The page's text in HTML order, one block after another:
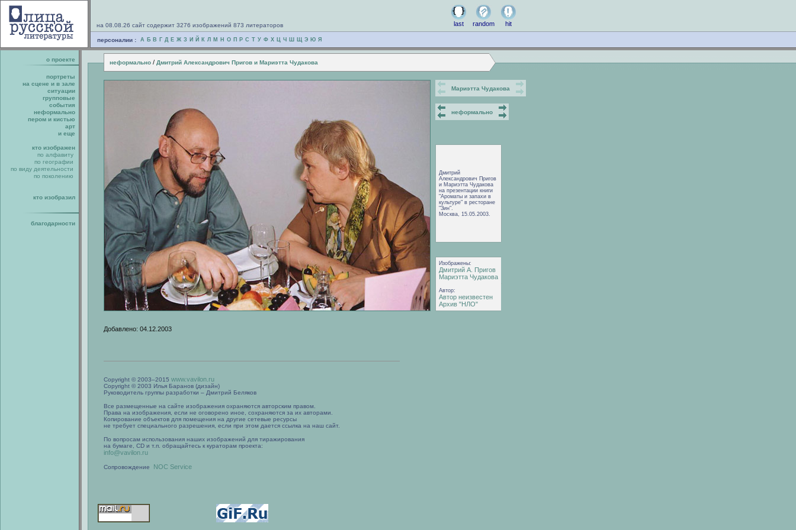
на 08.08.26 сайт содержит 3276 изображений 873 литераторов last random hit
персоналии : А Б В Г Д Е Ж З И Й К Л М Н О П Р С Т У Ф Х Ц Ч Ш Щ Э Ю Я
о проекте неформально / Дмитрий Александрович Пригов и Мариэтта Чудакова
портреты
на сцене и в зале
ситуации
групповые
события
неформально
пером и кистью
арт
и еще
кто изображен
по алфавиту
по географии
по виду деятельности
по поколению
кто изобразил
благодарности
Мариэтта Чудакова
неформально
Дмитрий
Александрович Пригов
и Мариэтта Чудакова
на презентации книги
"Ароматы и запахи в
культуре" в ресторане
"Зин".
Москва, 15.05.2003.
Изображены:
Дмитрий А. Пригов
Мариэтта Чудакова
Автор:
Автор неизвестен
Архив "НЛО"
Добавлено: 04.12.2003
Copyright © 2003–2015 www.vavilon.ru
Copyright © 2003 Илья Баранов (дизайн)
Руководитель группы разработки – Дмитрий Беляков
Все размещенные на сайте изображения охраняются авторским правом.
Права на изображения, если не оговорено иное, сохраняются за их авторами.
Копирование объектов для помещения на другие сетевые ресурсы
не требует специального разрешения, если при этом дается ссылка на наш сайт.
По вопросам использования наших изображений для тиражирования
на бумаге, CD и т.п. обращайтесь к кураторам проекта:
info@vavilon.ru
Сопровождение NOC Service